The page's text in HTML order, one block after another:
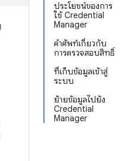
ประโยชน์ของการ
ใช้ Credential
Manager
คำศัพท์เกี่ยวกับ
การตรวจสอบสิทธิ์
ที่เก็บข้อมูลเข้าสู่
ระบบ
ย้ายข้อมูลไปยัง
Credential
Manager